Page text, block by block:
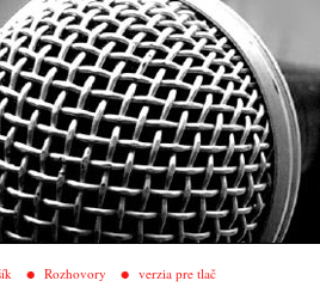
Rozhovory verzia pre tlač